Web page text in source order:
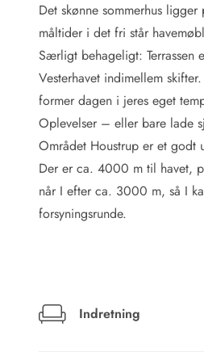
We love people!
Fritidsaktiviteter
Esmark VIP partnerfordele
Esmark KidsVIP
LEGOLAND® rabat
Ferie med børn
Ferie med hund
Ferie ved stranden
Naturoplevelser
Rav - find det selv langs Vesterhavet
Indendørs legelande
Bowling
Minigolf i Vestjylland
Det skønne sommerhus
måltider i det fri står
Særligt behageligt:
Vesterhavet indimellem
former dagen i jeres eget
Oplevelser – eller bare lade
Området Houstrup er et godt
Der er ca. 4000 m til havet,
når I efter ca. 3000 m, så I
forsyningsrunde.
Indretning